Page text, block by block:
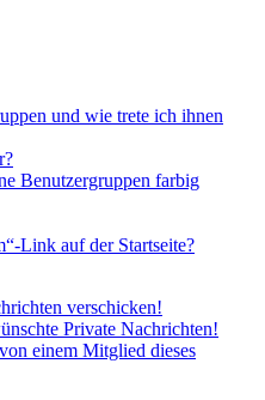
und wie trete ich ihnen
Benutzergruppen farbig
Link auf der Startseite?
verschicken!
Private Nachrichten!
einem Mitglied dieses